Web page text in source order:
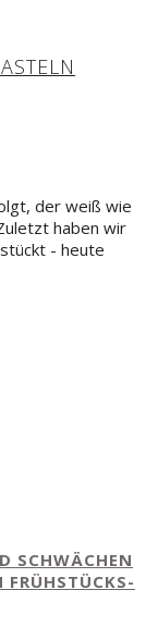
der weiß wie
haben wir
- heute
SCHWÄCHEN
FRÜHSTÜCKS-